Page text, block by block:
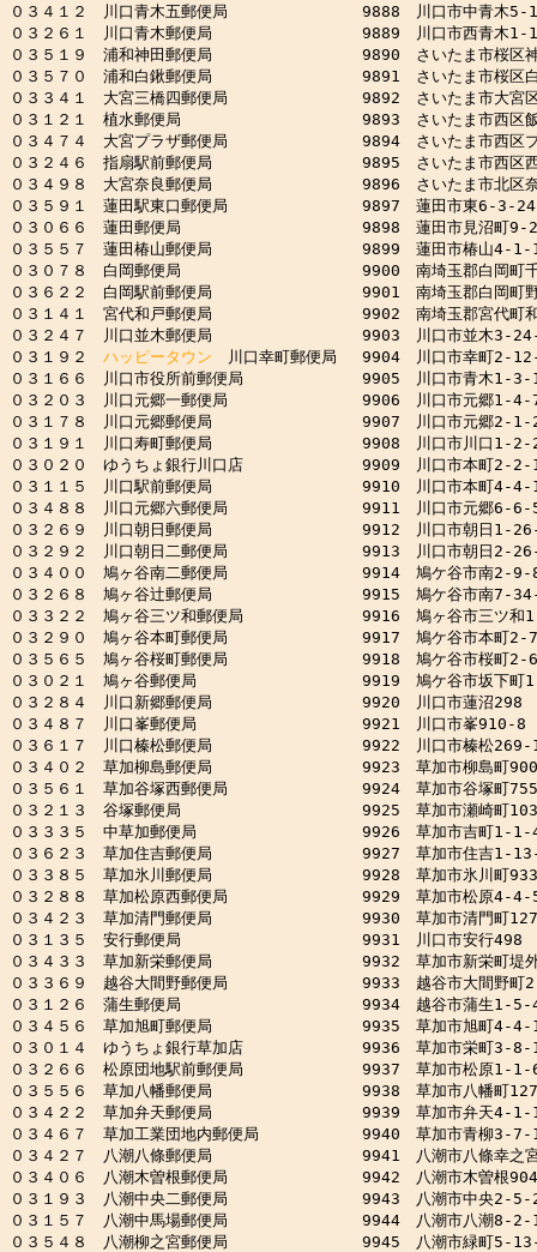
０３４１２　川口青木五郵便局　　　　　　　　 9888　川口市中青木
０３２６１　川口青木郵便局　　　　　　　　　 9889　川口市西青木
０３５１９　浦和神田郵便局　　　　　　　　　 9890　さいたま市桜区
０３５７０　浦和白鍬郵便局　　　　　　　　　 9891　さいたま市桜区
０３３４１　大宮三橋四郵便局　　　　　　　　 9892　さいたま市大
０３１２１　植水郵便局　　　　　　　　　　　 9893　さいたま市西区
０３４７４　大宮プラザ郵便局　　　　　　　　 9894　さいたま市西区
０３２４６　指扇駅前郵便局　　　　　　　　　 9895　さいたま市西
０３４９８　大宮奈良郵便局　　　　　　　　　 9896　さいたま市北区
０３５９１　蓮田駅東口郵便局　　　　　　　　 9897　蓮田市東6-3-24
０３０６６　蓮田郵便局　　　　　　　　　　　 9898　蓮田市見沼町9-
０３５５７　蓮田椿山郵便局　　　　　　　　　 9899　蓮田市椿山4-1-
０３０７８　白岡郵便局　　　　　　　　　　　 9900　南埼玉郡白岡町
０３６２２　白岡駅前郵便局　　　　　　　　　 9901　南埼玉郡白岡町
０３１４１　宮代和戸郵便局　　　　　　　　　 9902　南埼玉郡宮代
０３２４７　川口並木郵便局　　　　　　　　　 9903　川口市並木3-
０３１９２ ハッピータウン 川口幸町郵便局　 9904　川口市幸町2-
０３１６６　川口市役所前郵便局　　　　　　　 9905　川口市青木1-3-
０３２０３　川口元郷一郵便局　　　　　　　　 9906　川口市元郷1-4-
０３１７８　川口元郷郵便局　　　　　　　　　 9907　川口市元郷2-1-
０３１９１　川口寿町郵便局　　　　　　　　　 9908　川口市川口1-2-
０３０２０　ゆうちょ銀行川口店　　　　　　　 9909　川口市本町2-2-
０３１１５　川口駅前郵便局　　　　　　　　　 9910　川口市本町4-4-
０３４８８　川口元郷六郵便局　　　　　　　　 9911　川口市元郷6-6-
０３２６９　川口朝日郵便局　　　　　　　　　 9912　川口市朝日1-
０３２９２　川口朝日二郵便局　　　　　　　　 9913　川口市朝日2-
０３４００　鳩ヶ谷南二郵便局　　　　　　　　 9914　鳩ケ谷市南2-9-
０３２６８　鳩ヶ谷辻郵便局　　　　　　　　　 9915　鳩ケ谷市南7-
０３３２２　鳩ヶ谷三ツ和郵便局　　　　　　　 9916　鳩ヶ谷市三ツ
０３２９０　鳩ヶ谷本町郵便局　　　　　　　　 9917　鳩ケ谷市本町
０３５６５　鳩ヶ谷桜町郵便局　　　　　　　　 9918　鳩ケ谷市桜町
０３０２１　鳩ヶ谷郵便局　　　　　　　　　　 9919　鳩ケ谷市坂下
０３２８４　川口新郷郵便局　　　　　　　　　 9920　川口市蓮沼298
０３４８７　川口峯郵便局　　　　　　　　　　 9921　川口市峯910-8
０３６１７　川口榛松郵便局　　　　　　　　　 9922　川口市榛松269-
０３４０２　草加柳島郵便局　　　　　　　　　 9923　草加市柳島町
０３５６１　草加谷塚西郵便局　　　　　　　　 9924　草加市谷塚町
０３２１３　谷塚郵便局　　　　　　　　　　　 9925　草加市瀬崎町
０３３３５　中草加郵便局　　　　　　　　　　 9926　草加市吉町1-1-
０３６２３　草加住吉郵便局　　　　　　　　　 9927　草加市住吉1-
０３３８５　草加氷川郵便局　　　　　　　　　 9928　草加市氷川町933
０３２８８　草加松原西郵便局　　　　　　　　 9929　草加市松原4-4-
０３４２３　草加清門郵便局　　　　　　　　　 9930　草加市清門町127
０３１３５　安行郵便局　　　　　　　　　　　 9931　川口市安行498
０３４３３　草加新栄郵便局　　　　　　　　　 9932　草加市新栄町堤
０３３６９　越谷大間野郵便局　　　　　　　　 9933　越谷市大間野町
０３１２６　蒲生郵便局　　　　　　　　　　　 9934　越谷市蒲生1-5-
０３４５６　草加旭町郵便局　　　　　　　　　 9935　草加市旭町4-4-
０３０１４　ゆうちょ銀行草加店　　　　　　　 9936　草加市栄町3-8-
０３２６６　松原団地駅前郵便局　　　　　　　 9937　草加市松原1-1-
０３５５６　草加八幡郵便局　　　　　　　　　 9938　草加市八幡町
０３４２２　草加弁天郵便局　　　　　　　　　 9939　草加市弁天4-1-
０３４６７　草加工業団地内郵便局　　　　　　 9940　草加市青柳3-7-
０３４２７　八潮八條郵便局　　　　　　　　　 9941　八潮市八條幸之
０３４０６　八潮木曽根郵便局　　　　　　　　 9942　八潮市木曽根
０３１９３　八潮中央二郵便局　　　　　　　　 9943　八潮市中央2-5-
０３１５７　八潮中馬場郵便局　　　　　　　　 9944　八潮市八潮8-2-
０３５４８　八潮柳之宮郵便局　　　　　　　　 9945　八潮市緑町5-